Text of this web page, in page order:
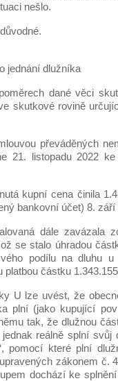
nešlo.
jednání dlužníka
dané věci
skutkové rovině
převáděných
21. listopadu 2022
kupní cena činila
bankovní účet) 8. září
dále zavázala
se stalo úhradou
podílu na dluhu
platbou částku
U lze uvést, že
plní (jako kupující
tak, že dlužnou
reálně splní svůj
pomocí které plní
zákonem č.
dochází ke